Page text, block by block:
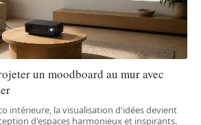
un moodboard au mur avec
intérieure, la visualisation d'idées devient
d'espaces harmonieux et inspirants.